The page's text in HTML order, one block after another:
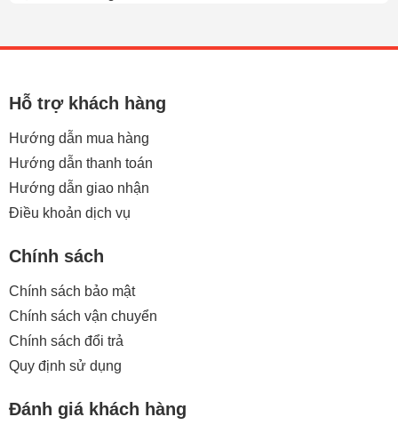
Hỗ trợ khách hàng
Hướng dẫn mua hàng
Hướng dẫn thanh toán
Hướng dẫn giao nhận
Điều khoản dịch vụ
Chính sách
Chính sách bảo mật
Chính sách vận chuyển
Chính sách đổi trả
Quy định sử dụng
Đánh giá khách hàng